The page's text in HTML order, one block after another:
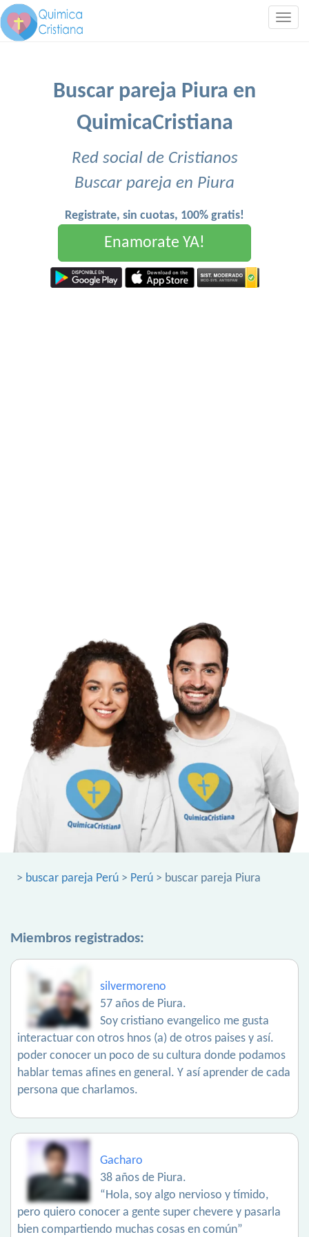
Buscar pareja Piura en
QuimicaCristiana
Red social de Cristianos
Buscar pareja en Piura
Registrate, sin cuotas, 100% gratis!
Enamorate YA!
> buscar pareja Perú > Perú > buscar pareja Piura
Miembros registrados:
silvermoreno
57 años de Piura.
Soy cristiano evangelico me gusta
interactuar con otros hnos (a) de otros paises y así.
poder conocer un poco de su cultura donde podamos
hablar temas afines en general. Y así aprender de cada
persona que charlamos.
Gacharo
38 años de Piura.
“Hola, soy algo nervioso y tímido,
pero quiero conocer a gente super chevere y pasarla
bien compartiendo muchas cosas en común”